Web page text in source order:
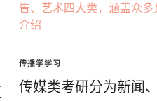
传播学学习
传媒类考研分为新闻、